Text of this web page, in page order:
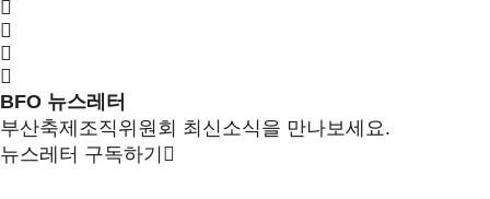
BFO 뉴스레터
부산축제조직위원회 최신소식을 만나보세요.
뉴스레터 구독하기